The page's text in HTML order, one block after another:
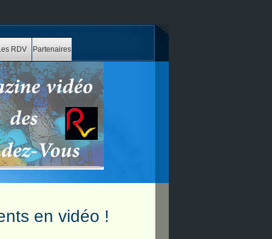
RDV Partenaires
en vidéo !